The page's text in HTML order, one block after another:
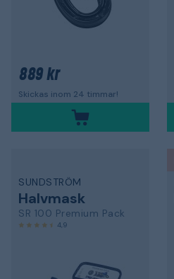
889 kr
Skickas inom 24 timmar!
SUNDSTRÖM
Halvmask
SR 100 Premium Pack
4,9